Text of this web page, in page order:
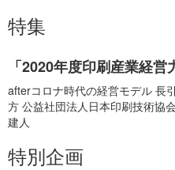
特集
「2020年度印刷産業経
afterコロナ時代の経営モデル 長
方 公益社団法人日本印刷技術
建人
特別企画